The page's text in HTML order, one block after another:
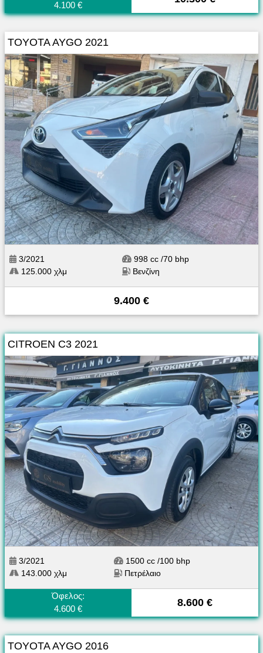
4.100 €
TOYOTA AYGO 2021
3/2021
125.000 χλμ
998 cc /70 bhp
Βενζίνη
9.400 €
CITROEN C3 2021
3/2021
143.000 χλμ
1500 cc /100 bhp
Πετρέλαιο
Όφελος:
4.600 €
8.600 €
TOYOTA AYGO 2016